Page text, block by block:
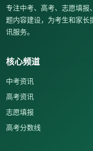
专注中考、高考、志愿填报
题内容建设，为考生和家长
讯服务。
核心频道
中考资讯
高考资讯
志愿填报
高考分数线